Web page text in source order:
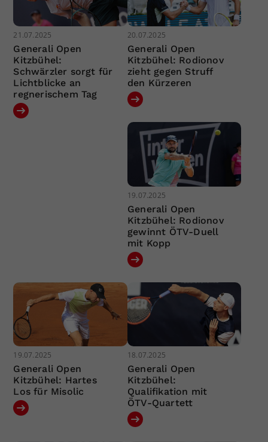
21.07.2025
Generali Open
Kitzbühel:
Schwärzler sorgt für
Lichtblicke an
regnerischem Tag
20.07.2025
Generali Open
Kitzbühel: Rodionov
zieht gegen Struff
den Kürzeren
19.07.2025
Generali Open
Kitzbühel: Rodionov
gewinnt ÖTV-Duell
mit Kopp
19.07.2025
Generali Open
Kitzbühel: Hartes
Los für Misolic
18.07.2025
Generali Open
Kitzbühel:
Qualifikation mit
ÖTV-Quartett